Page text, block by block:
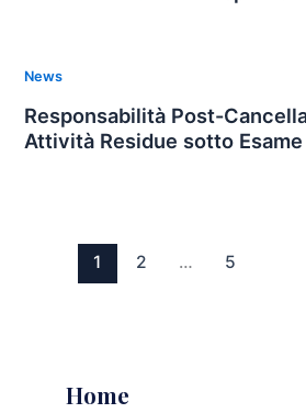
News
Responsabilità Post-
Attività Residue sotto Esame
1 2 … 5
Home